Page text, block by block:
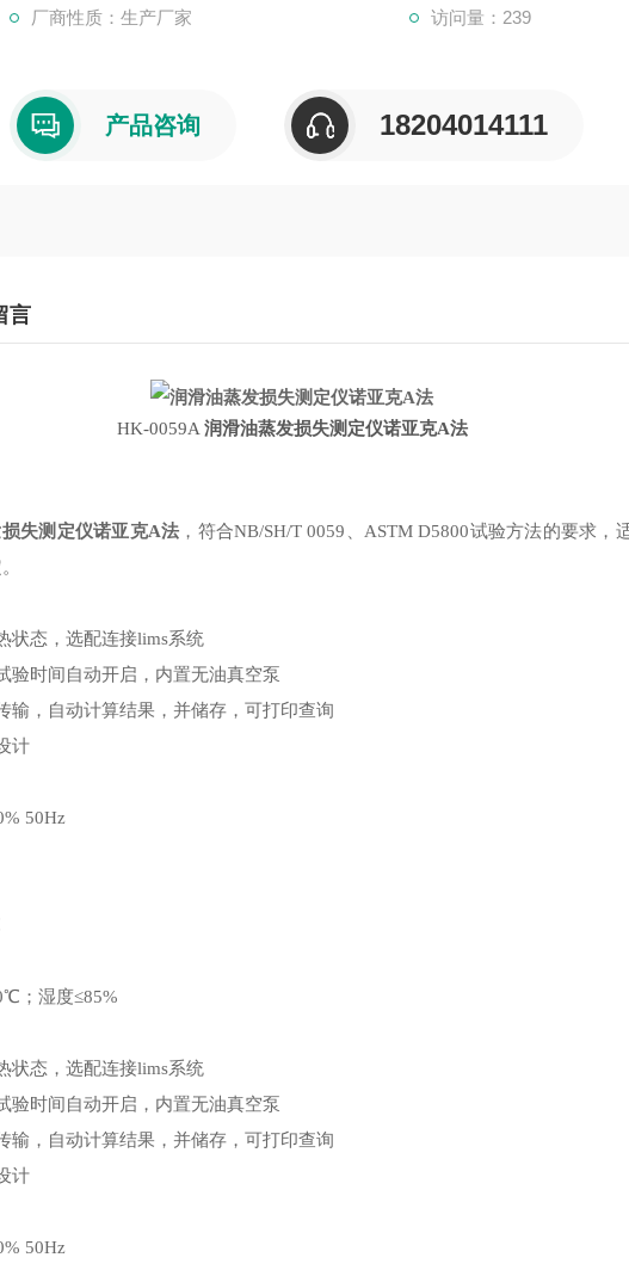
厂商性质：生产厂家 访问量：239
产品咨询 18204014111
言
HK-0059A 润滑油蒸发损失测定仪诺亚克A法
失测定仪诺亚克A法 ，符合NB/SH/T 0059、ASTM D5800试验方法的要求，
状态，选配连接lims系统
验时间自动开启，内置无油真空泵
输，自动计算结果，并储存，可打印查询
计
50Hz
；湿度≤85%
状态，选配连接lims系统
验时间自动开启，内置无油真空泵
输，自动计算结果，并储存，可打印查询
计
50Hz